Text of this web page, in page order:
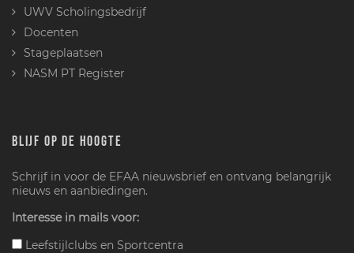
UWV Scholingsbedrijf
Docenten
Stageplaatsen
NASM PT Register
BLIJF OP DE HOOGTE
Schrijf in voor de EFAA nieuwsbrief en ontvang belangrijk
nieuws en aanbiedingen.
Interesse in mails voor:
Leefstijlclubs en Sportcentra